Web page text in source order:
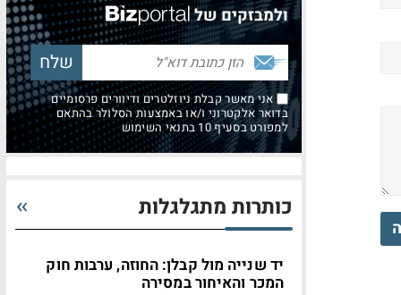
ולמבזקים של
אני מאשר קבלת ניוזלטרים ודיוורים פרסומיים
בדואר אלקטרוני ו/או באמצעות הסלולר בהתאם
למפורט בסעיף 10 בתנאי השימוש
כותרות מתגלגלות
יד שנייה מול קבלן: החוזה, ערבות חוק
המכר והאיחור במסירה